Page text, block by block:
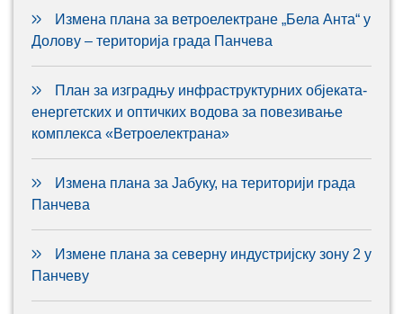
Измена плана за ветроелектране „Бела Анта“ у
Долову – територија града Панчева
План за изградњу инфраструктурних објеката-
енергетских и оптичких водова за повезивање
комплекса «Ветроелектрана»
Измена плана за Јабуку, на територији града
Панчева
Измене плана за северну индустријску зону 2 у
Панчеву